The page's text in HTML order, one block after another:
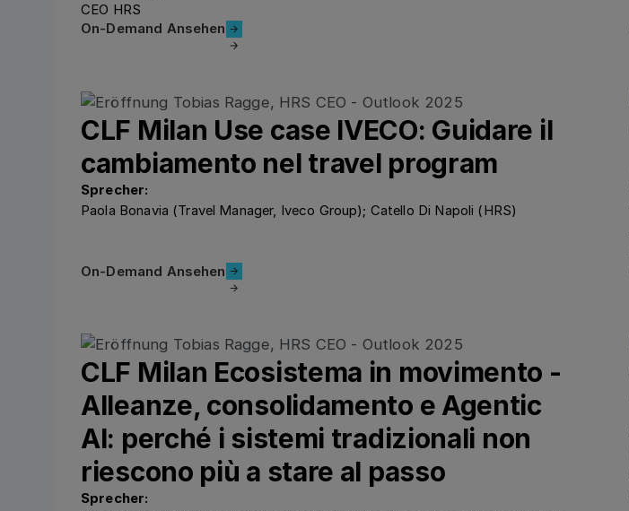
CEO HRS
On-Demand Ansehen
On-Demand Ansehen
CLF Milan Use case IVECO: Guidare il
cambiamento nel travel program
Sprecher:
Paola Bonavia (Travel Manager, Iveco Group); Catello Di Napoli (HRS)
On-Demand Ansehen
On-Demand Ansehen
CLF Milan Ecosistema in movimento -
Alleanze, consolidamento e Agentic
AI: perché i sistemi tradizionali non
riescono più a stare al passo
Sprecher: